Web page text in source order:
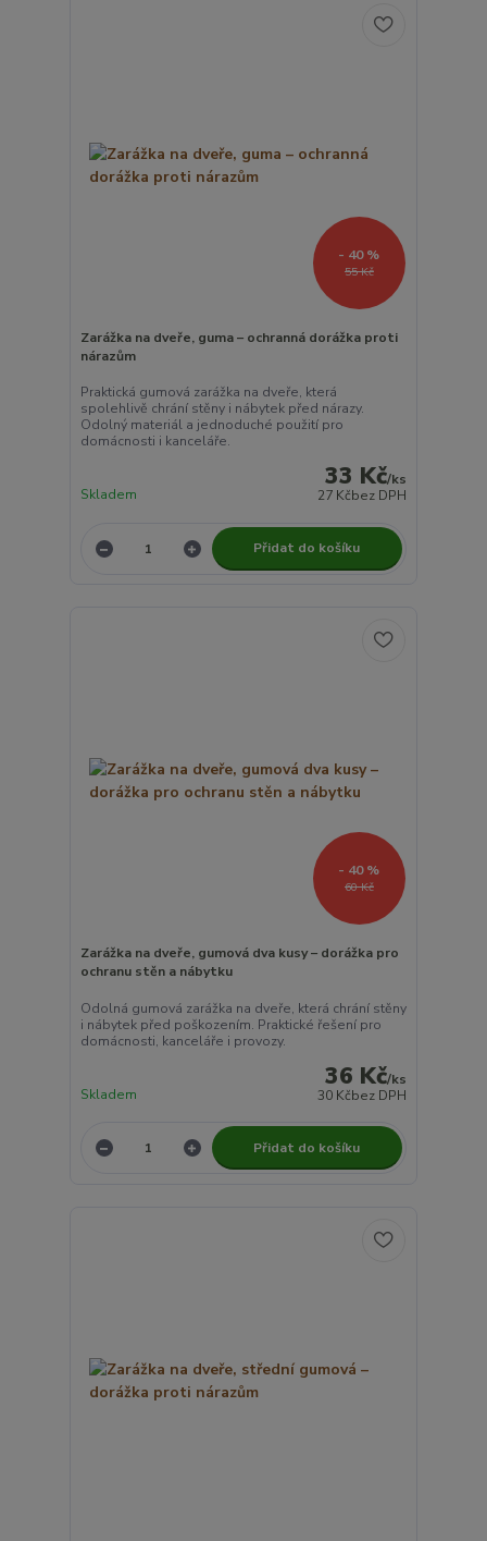
55 Kč
- 40 %
Zarážka na dveře, guma – ochranná dorážka proti
nárazům
Praktická gumová zarážka na dveře, která
spolehlivě chrání stěny i nábytek před nárazy.
Odolný materiál a jednoduché použití pro
domácnosti i kanceláře.
33 Kč/ks
27 Kčbez DPH
Skladem
Přidat do košíku
60 Kč
- 40 %
Zarážka na dveře, gumová dva kusy – dorážka pro
ochranu stěn a nábytku
Odolná gumová zarážka na dveře, která chrání stěny
i nábytek před poškozením. Praktické řešení pro
domácnosti, kanceláře i provozy.
36 Kč/ks
30 Kčbez DPH
Skladem
Přidat do košíku